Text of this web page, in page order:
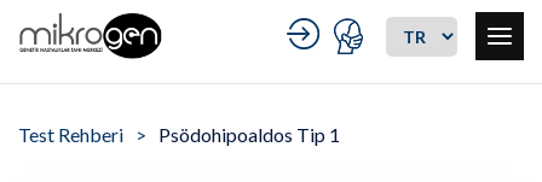
Test Rehberi Psödohipoaldos Tip 1